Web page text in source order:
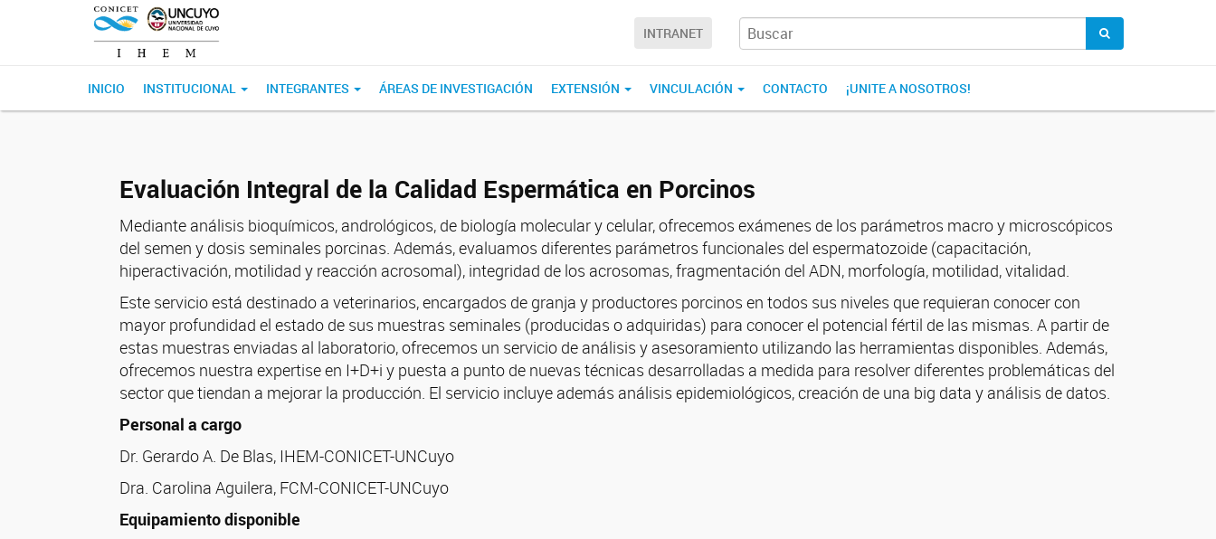
INTRANET
INICIO INSTITUCIONAL INTEGRANTES ÁREAS DE INVESTIGACIÓN EXTENSIÓN VINCULACIÓN CONTACTO ¡UNITE A NOSOTROS!
Evaluación Integral de la Calidad Espermática en Porcinos
Mediante análisis bioquímicos, andrológicos, de biología molecular y celular, ofrecemos exámenes de los parámetros macro y microscópicos
del semen y dosis seminales porcinas. Además, evaluamos diferentes parámetros funcionales del espermatozoide (capacitación,
hiperactivación, motilidad y reacción acrosomal), integridad de los acrosomas, fragmentación del ADN, morfología, motilidad, vitalidad.
Este servicio está destinado a veterinarios, encargados de granja y productores porcinos en todos sus niveles que requieran conocer con
mayor profundidad el estado de sus muestras seminales (producidas o adquiridas) para conocer el potencial fértil de las mismas. A partir de
estas muestras enviadas al laboratorio, ofrecemos un servicio de análisis y asesoramiento utilizando las herramientas disponibles. Además,
ofrecemos nuestra expertise en I+D+i y puesta a punto de nuevas técnicas desarrolladas a medida para resolver diferentes problemáticas del
sector que tiendan a mejorar la producción. El servicio incluye además análisis epidemiológicos, creación de una big data y análisis de datos.
Personal a cargo
Dr. Gerardo A. De Blas, IHEM-CONICET-UNCuyo
Dra. Carolina Aguilera, FCM-CONICET-UNCuyo
Equipamiento disponible